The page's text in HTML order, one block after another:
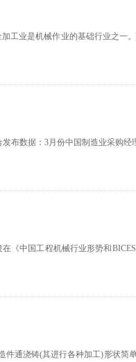
工业是机械作业的基础行业之一
数据：3月份中国制造业采购
《中国工程机械行业形势和
通浇铸(其进行各种加工)形状